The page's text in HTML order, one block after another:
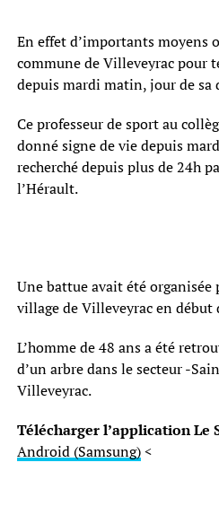
En effet d’importants moyens
commune de Villeveyrac pour
depuis mardi matin, jour de
Ce professeur de sport au
donné signe de vie depuis
recherché depuis plus de 24h
l’Hérault.
Une battue avait été organisée
village de Villeveyrac en début
L’homme de 48 ans a été
d’un arbre dans le secteur -
Villeveyrac.
Télécharger l’application Le
Android (Samsung)<